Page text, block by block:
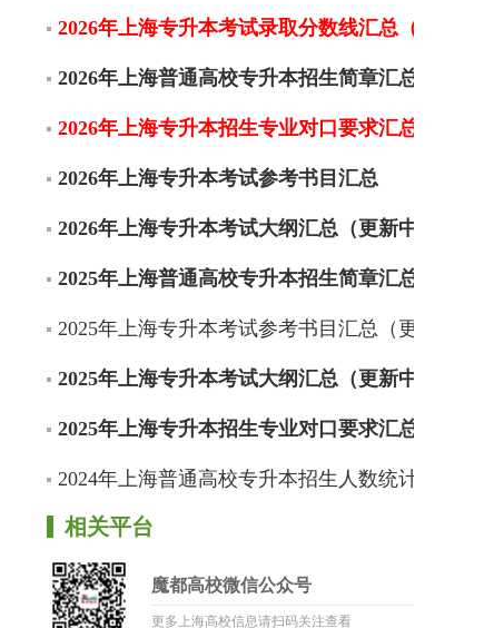
2026年上海专升本考试录取分数线汇总（不限更
2026年上海普通高校专升本招生简章汇总
2026年上海专升本招生专业对口要求汇总
2026年上海专升本考试参考书目汇总
2026年上海专升本考试大纲汇总（更新中）
2025年上海普通高校专升本招生简章汇总
2025年上海专升本考试参考书目汇总（更新中）
2025年上海专升本考试大纲汇总（更新中）
2025年上海专升本招生专业对口要求汇总（更新
2024年上海普通高校专升本招生人数统计
相关平台
魔都高校微信公众号
更多上海高校信息请扫码关注查看